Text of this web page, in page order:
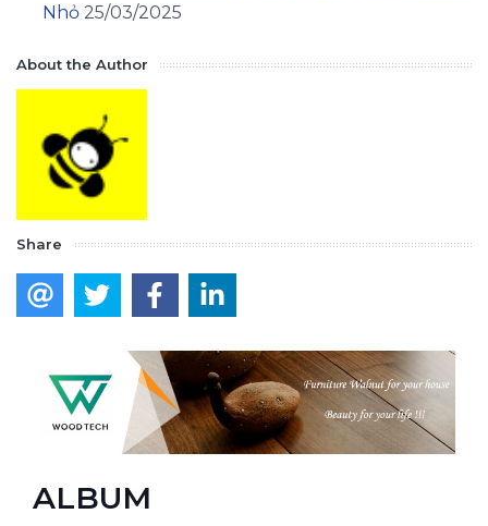
Nhỏ 25/03/2025
About the Author
Share
ALBUM